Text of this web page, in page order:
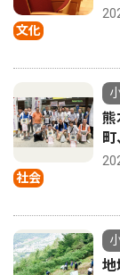
文化
社会
熊
地